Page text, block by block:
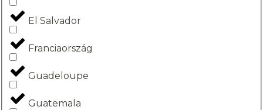
El Salvador
Franciaország
Guadeloupe
Guatemala